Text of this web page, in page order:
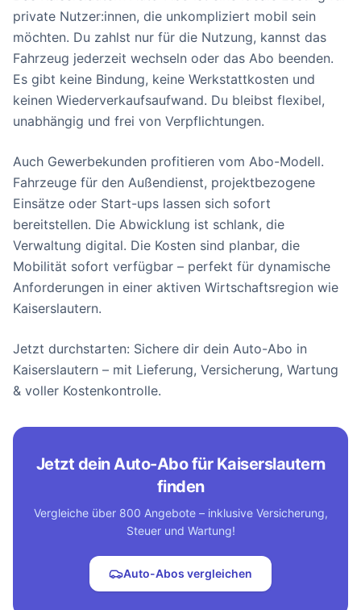
private Nutzer:innen, die unkompliziert mobil sein
möchten. Du zahlst nur für die Nutzung, kannst das
Fahrzeug jederzeit wechseln oder das Abo beenden.
Es gibt keine Bindung, keine Werkstattkosten und
keinen Wiederverkaufsaufwand. Du bleibst flexibel,
unabhängig und frei von Verpflichtungen.
Auch Gewerbekunden profitieren vom Abo-Modell.
Fahrzeuge für den Außendienst, projektbezogene
Einsätze oder Start-ups lassen sich sofort
bereitstellen. Die Abwicklung ist schlank, die
Verwaltung digital. Die Kosten sind planbar, die
Mobilität sofort verfügbar – perfekt für dynamische
Anforderungen in einer aktiven Wirtschaftsregion wie
Kaiserslautern.
Jetzt durchstarten: Sichere dir dein Auto-Abo in
Kaiserslautern – mit Lieferung, Versicherung, Wartung
& voller Kostenkontrolle.
Jetzt dein Auto-Abo für Kaiserslautern
finden
Vergleiche über 800 Angebote – inklusive Versicherung,
Steuer und Wartung!
Auto-Abos vergleichen